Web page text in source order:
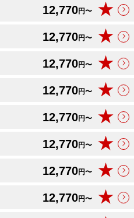
12,770円〜 ★
12,770円〜 ★
12,770円〜 ★
12,770円〜 ★
12,770円〜 ★
12,770円〜 ★
12,770円〜 ★
12,770円〜 ★